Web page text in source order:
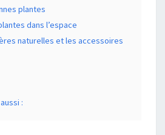
plantes
dans l’espace
naturelles et les accessoires
: